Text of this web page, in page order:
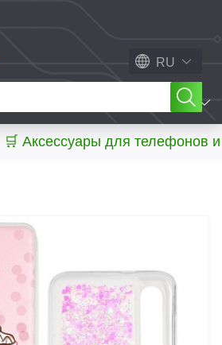
RU
МЕНЮ
🛒 Аксессуары для телефонов